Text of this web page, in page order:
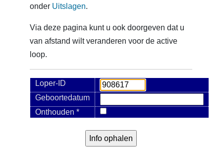
onder Uitslagen.
Via deze pagina kunt u ook doorgeven dat u
van afstand wilt veranderen voor de active
loop.
Loper-ID
Geboortedatum
Onthouden *